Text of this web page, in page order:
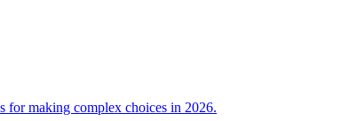
for making complex choices in 2026.